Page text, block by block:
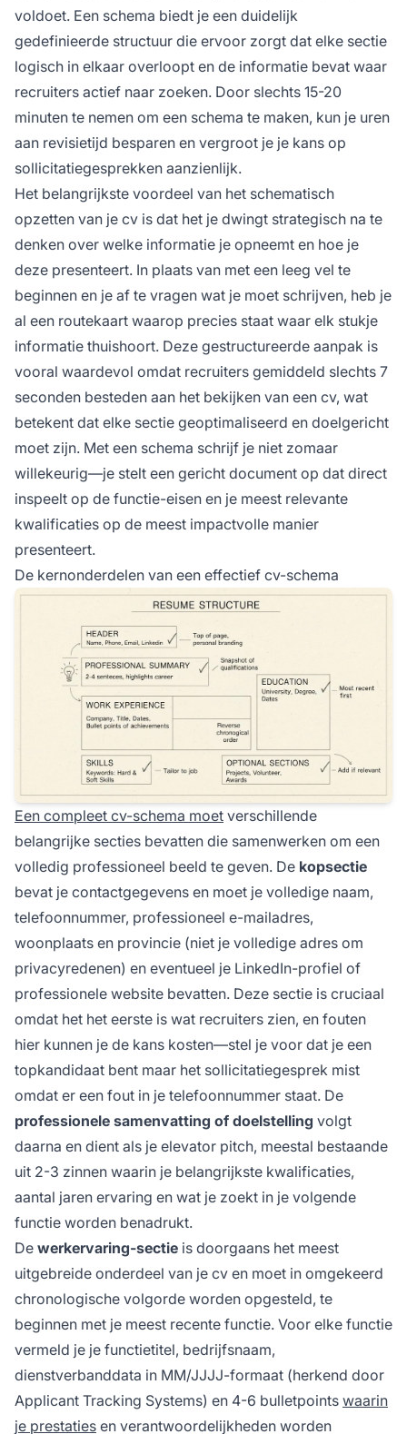
voldoet. Een schema biedt je een duidelijk
gedefinieerde structuur die ervoor zorgt dat elke sectie
logisch in elkaar overloopt en de informatie bevat waar
recruiters actief naar zoeken. Door slechts 15-20
minuten te nemen om een schema te maken, kun je uren
aan revisietijd besparen en vergroot je je kans op
sollicitatiegesprekken aanzienlijk.
Het belangrijkste voordeel van het schematisch
opzetten van je cv is dat het je dwingt strategisch na te
denken over welke informatie je opneemt en hoe je
deze presenteert. In plaats van met een leeg vel te
beginnen en je af te vragen wat je moet schrijven, heb je
al een routekaart waarop precies staat waar elk stukje
informatie thuishoort. Deze gestructureerde aanpak is
vooral waardevol omdat recruiters gemiddeld slechts 7
seconden besteden aan het bekijken van een cv, wat
betekent dat elke sectie geoptimaliseerd en doelgericht
moet zijn. Met een schema schrijf je niet zomaar
willekeurig—je stelt een gericht document op dat direct
inspeelt op de functie-eisen en je meest relevante
kwalificaties op de meest impactvolle manier
presenteert.
De kernonderdelen van een effectief cv-schema
Een compleet cv-schema moet verschillende
belangrijke secties bevatten die samenwerken om een
volledig professioneel beeld te geven. De kopsectie
bevat je contactgegevens en moet je volledige naam,
telefoonnummer, professioneel e-mailadres,
woonplaats en provincie (niet je volledige adres om
privacyredenen) en eventueel je LinkedIn-profiel of
professionele website bevatten. Deze sectie is cruciaal
omdat het het eerste is wat recruiters zien, en fouten
hier kunnen je de kans kosten—stel je voor dat je een
topkandidaat bent maar het sollicitatiegesprek mist
omdat er een fout in je telefoonnummer staat. De
professionele samenvatting of doelstelling volgt
daarna en dient als je elevator pitch, meestal bestaande
uit 2-3 zinnen waarin je belangrijkste kwalificaties,
aantal jaren ervaring en wat je zoekt in je volgende
functie worden benadrukt.
De werkervaring-sectie is doorgaans het meest
uitgebreide onderdeel van je cv en moet in omgekeerd
chronologische volgorde worden opgesteld, te
beginnen met je meest recente functie. Voor elke functie
vermeld je je functietitel, bedrijfsnaam,
dienstverbanddata in MM/JJJJ-formaat (herkend door
Applicant Tracking Systems) en 4-6 bulletpoints waarin
je prestaties en verantwoordelijkheden worden